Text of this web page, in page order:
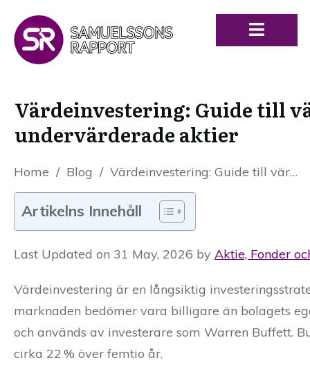
Värdeinvestering: Guide till
undervärderade aktier
Home / Blog / Värdeinvestering: Guide till värdeaktier, Warren Buffett och undervärderade aktier
Artikelns Innehåll
Last Updated on 31 May, 2026 by Aktie, Fonder
Värdeinvestering är en långsiktig
marknaden bedömer vara billigare än bolagets
och används av investerare som Warren Buffett.
cirka 22 % över femtio år.